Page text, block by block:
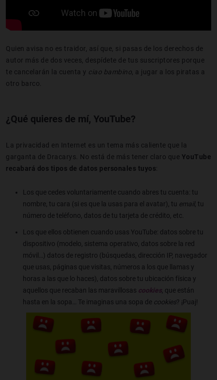
Quien avisa no es traidor, así que, si pasas de los derechos de
autor más de dos veces, despídete de tus suscriptores porque
te cancelarán la cuenta y ciao bambino , a jugar a los piratas a
otro barco.
¿Qué quieres de mí, YouTube?
La privacidad en Internet es un tema más caliente que la
garganta de Dracarys. No está de más tener claro que YouTube
recabará dos tipos de datos personales tuyos:
Los que cedes voluntariamente cuando abres tu cuenta: tu
nombre, tu cara (si es que la usas para el avatar), tu email, tu
número de teléfono, datos de tu tarjeta de crédito, etc.
Los que ellos obtienen cuando usas YouTube: datos sobre tu
dispositivo (modelo, sistema operativo, datos sobre la red
móvil…) datos de registro (búsquedas, dirección IP, navegador
que usas, páginas que visitas, números a los que llamas y
horas a las que lo haces), datos sobre tu ubicación física y
aquellos que recaban las maravillosas cookies, que están
hasta en la sopa… Te imaginas una sopa de cookies? ¡Puaj!